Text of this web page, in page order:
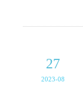
27
2023-08